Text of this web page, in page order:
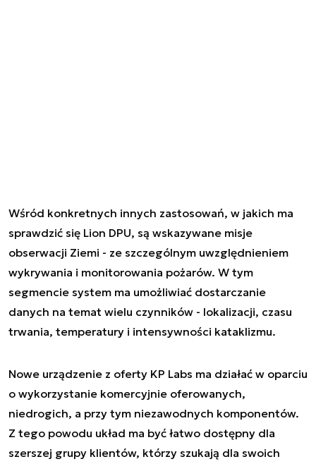
Wśród konkretnych innych zastosowań, w jakich ma
sprawdzić się Lion DPU, są wskazywane misje
obserwacji Ziemi - ze szczególnym uwzględnieniem
wykrywania i monitorowania pożarów. W tym
segmencie system ma umożliwiać dostarczanie
danych na temat wielu czynników - lokalizacji, czasu
trwania, temperatury i intensywności kataklizmu.
Nowe urządzenie z oferty KP Labs ma działać w oparciu
o wykorzystanie komercyjnie oferowanych,
niedrogich, a przy tym niezawodnych komponentów.
Z tego powodu układ ma być łatwo dostępny dla
szerszej grupy klientów, którzy szukają dla swoich